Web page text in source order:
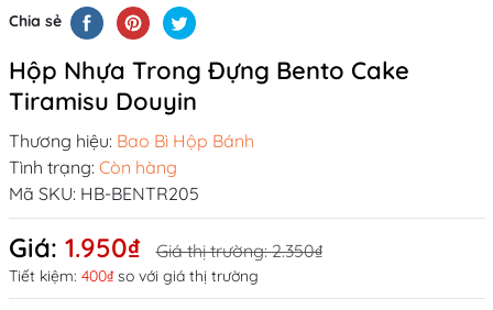
Chia sẻ
Hộp Nhựa Trong Đựng Bento Cake
Tiramisu Douyin
Thương hiệu: Bao Bì Hộp Bánh
Tình trạng: Còn hàng
Mã SKU: HB-BENTR205
Giá: 1.950₫ Giá thị trường:2.350₫
Tiết kiệm: 400₫so với giá thị trường